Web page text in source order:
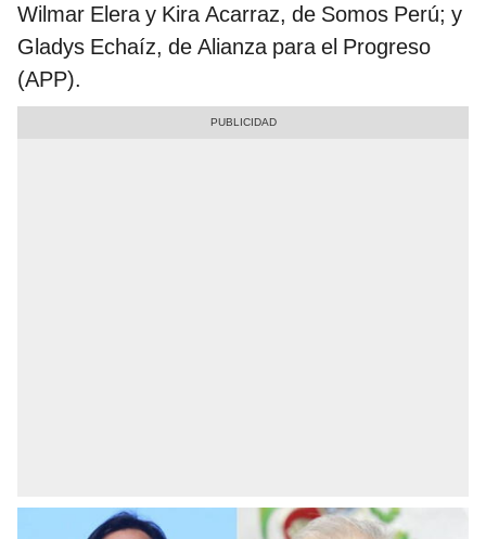
Wilmar Elera y Kira Acarraz, de Somos Perú; y
Gladys Echaíz, de Alianza para el Progreso
(APP).